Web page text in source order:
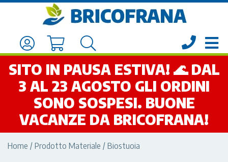
SITO IN PAUSA ESTIVA! 🌊 DAL
3 AL 23 AGOSTO GLI ORDINI
SONO SOSPESI. BUONE
VACANZE DA BRICOFRANA!
Home / Prodotto Materiale / Biostuoia